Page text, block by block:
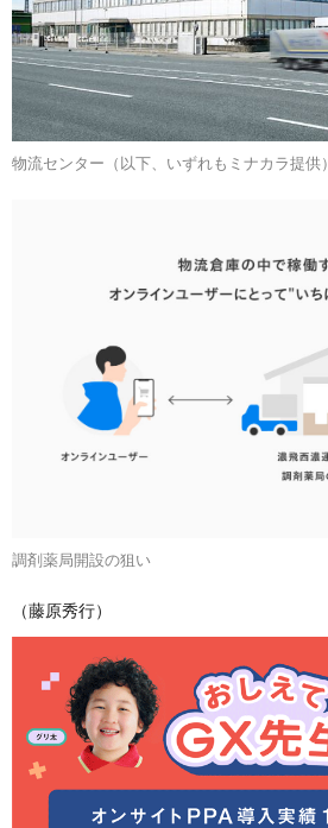
物流センター（以下、いずれもミナカラ提供）
調剤薬局開設の狙い
（藤原秀行）